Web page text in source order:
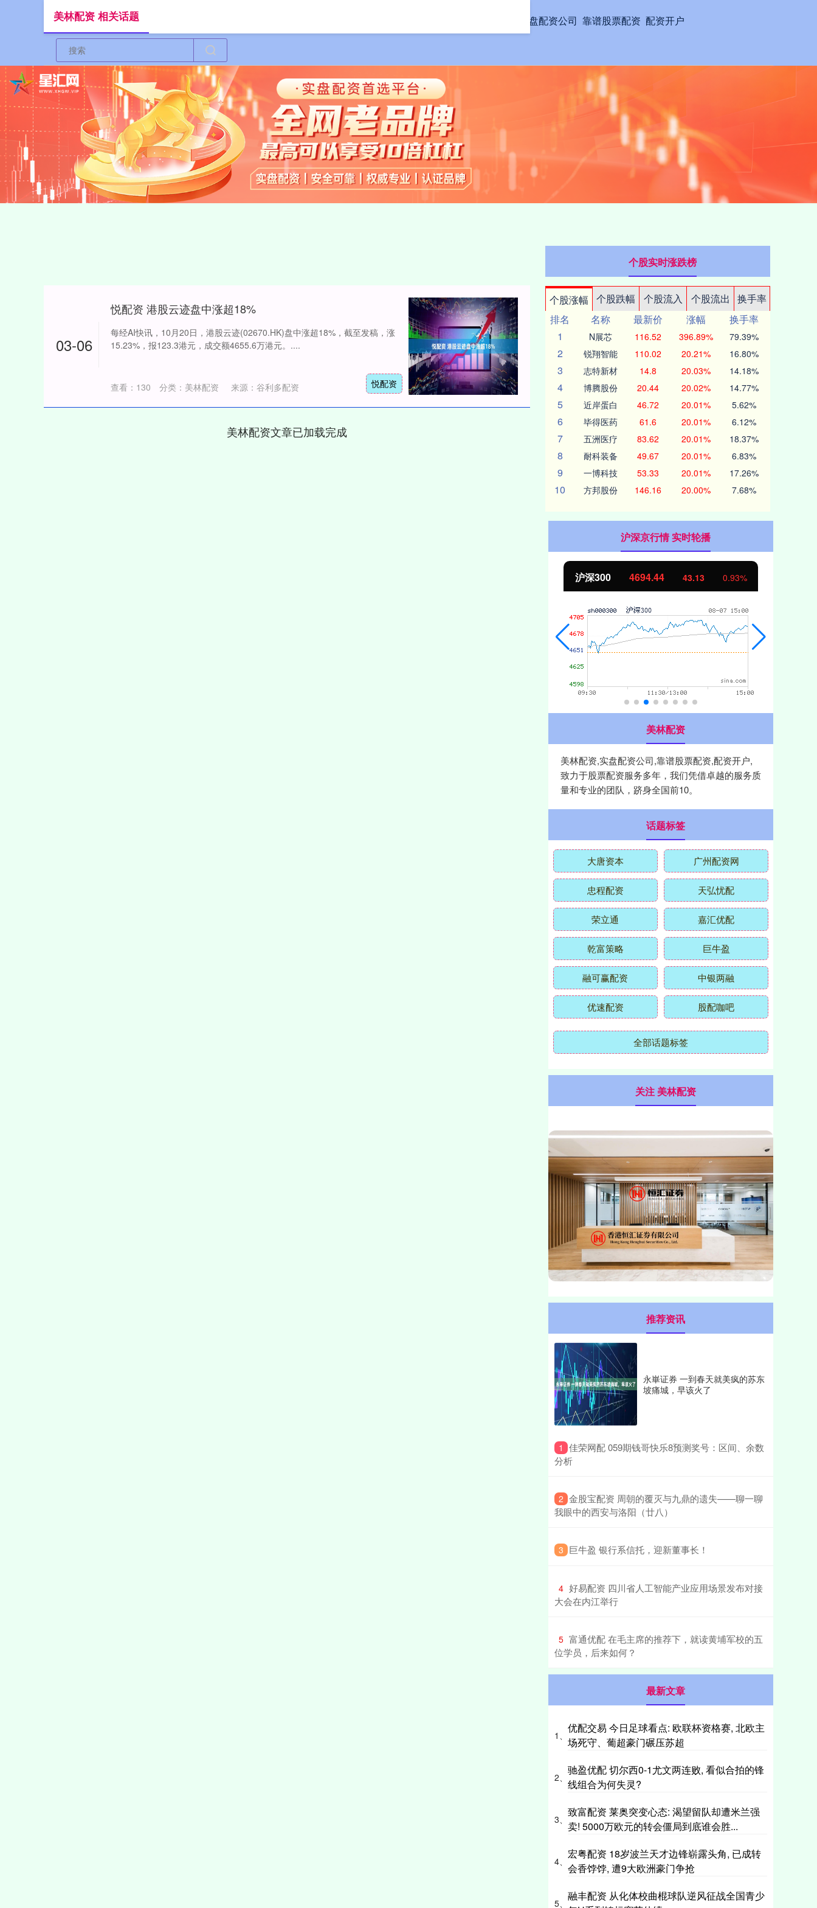
实盘配资公司 靠谱股票配资 配资开户
美林配资 相关话题
03-06
悦配资 港股云迹盘中涨超18%
每经AI快讯，10月20日，港股云迹(02670.HK)盘中涨超18%，截至发稿，涨
15.23%，报123.3港元，成交额4655.6万港元。....
悦配资
来源：谷利多配资
查看： 130 分类： 美林配资
美林配资文章已加载完成
个股实时涨跌榜
个股涨幅 个股跌幅 个股流入 个股流出
换手率
排名
名称 最新价 涨幅
换手率
1
N展芯 116.52 396.89% 79.39%
2 锐翔智能 110.02 20.21% 16.80%
3 志特新材 14.8 20.03% 14.18%
4 博腾股份 20.44 20.02% 14.77%
5 近岸蛋白 46.72 20.01% 5.62%
6 毕得医药 61.6 20.01% 6.12%
7 五洲医疗 83.62 20.01% 18.37%
8 耐科装备 49.67 20.01% 6.83%
9 一博科技 53.33 20.01% 17.26%
10 方邦股份 146.16 20.00% 7.68%
沪深京行情 实时轮播
北证50 1134.24 11.37 1.01%
美林配资
美林配资,实盘配资公司,靠谱股票配资,配资开户,
致力于股票配资服务多年，我们凭借卓越的服务质
量和专业的团队，跻身全国前10。
话题标签
大唐资本 广州配资网
忠程配资 天弘忧配
荣立通 嘉汇优配
乾富策略 巨牛盈
融可赢配资 中银两融
优速配资 股配咖吧
全部话题标签
关注 美林配资
推荐资讯
永崋证券 一到春天就美疯的苏东
坡痛城，早该火了
1 ​佳荣网配 059期钱哥快乐8预测奖号：区间、余数
分析
2 ​金股宝配资 周朝的覆灭与九鼎的遗失——聊一聊
我眼中的西安与洛阳（廿八）
3 ​巨牛盈 银行系信托，迎新董事长！
4 ​好易配资 四川省人工智能产业应用场景发布对接
大会在内江举行
5 ​富通优配 在毛主席的推荐下，就读黄埔军校的五
位学员，后来如何？
最新文章
1、
优配交易 今日足球看点: 欧联杯资格赛, 北欧主
场死守、葡超豪门碾压苏超
2、
驰盈优配 切尔西0-1尤文两连败, 看似合拍的锋
线组合为何失灵?
3、
致富配资 莱奥突变心态: 渴望留队却遭米兰强
卖! 5000万欧元的转会僵局到底谁会胜...
4、
宏粤配资 18岁波兰天才边锋崭露头角, 已成转
会香饽饽, 遭9大欧洲豪门争抢
5、
融丰配资 从化体校曲棍球队逆风征战全国青少